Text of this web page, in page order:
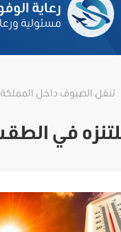
تنقل الضيوف داخل المملكة